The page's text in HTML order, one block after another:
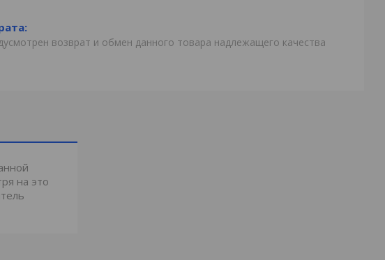
возврат и обмен данного товара надлежащего качества
на это